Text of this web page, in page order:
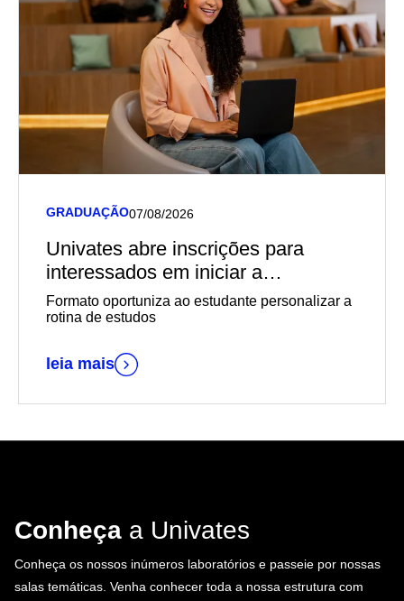
GRADUAÇÃO07/08/2026
Univates abre inscrições para
interessados em iniciar a
graduação EaD em outubro
Formato oportuniza ao estudante personalizar a
rotina de estudos
leia mais
Conheça a Univates
Conheça os nossos inúmeros laboratórios e passeie por nossas
salas temáticas. Venha conhecer toda a nossa estrutura com